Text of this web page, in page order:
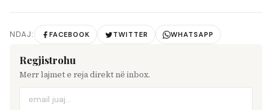
NDAJ: FACEBOOK TWITTER WHATSAPP
Regjistrohu
Merr lajmet e reja direkt në inbox.